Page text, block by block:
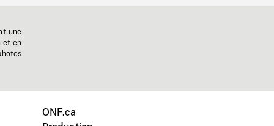
une
et en
ONF.ca